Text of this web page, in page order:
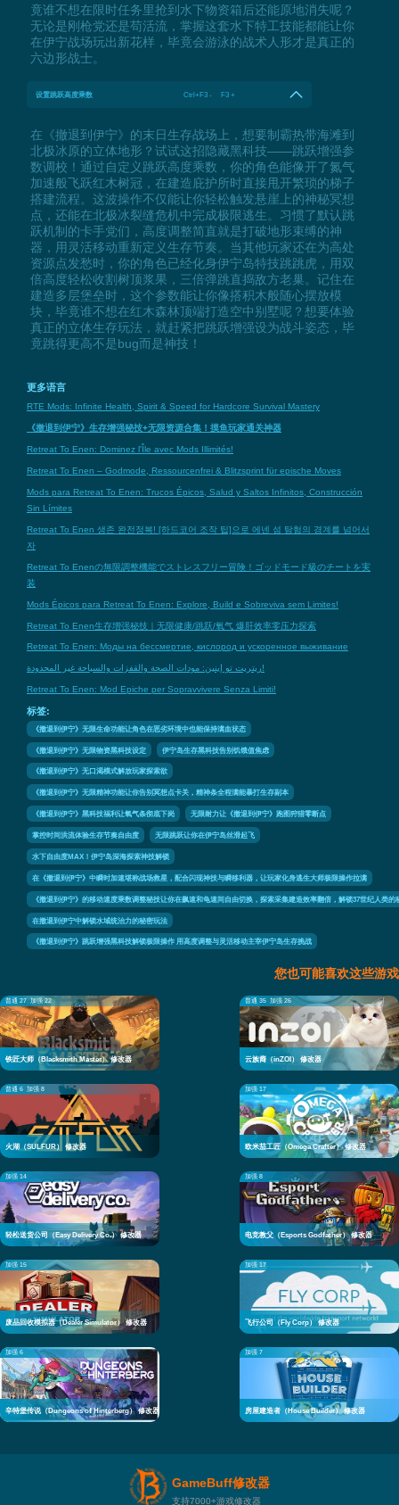
竟谁不想在限时任务里抢到水下物资箱后还能原地消失呢？
无论是刚枪党还是苟活流，掌握这套水下特工技能都能让你
在伊宁战场玩出新花样，毕竟会游泳的战术人形才是真正的
六边形战士。
设置跳跃高度乘数 Ctrl+F3 - F3 +
在《撤退到伊宁》的末日生存战场上，想要制霸热带海滩到
北极冰原的立体地形？试试这招隐藏黑科技——跳跃增强参
数调校！通过自定义跳跃高度乘数，你的角色能像开了氮气
加速般飞跃红木树冠，在建造庇护所时直接甩开繁琐的梯子
搭建流程。这波操作不仅能让你轻松触发悬崖上的神秘冥想
点，还能在北极冰裂缝危机中完成极限逃生。习惯了默认跳
跃机制的卡手党们，高度调整简直就是打破地形束缚的神
器，用灵活移动重新定义生存节奏。当其他玩家还在为高处
资源点发愁时，你的角色已经化身伊宁岛特技跳跳虎，用双
倍高度轻松收割树顶浆果，三倍弹跳直捣敌方老巢。记住在
建造多层堡垒时，这个参数能让你像搭积木般随心摆放模
块，毕竟谁不想在红木森林顶端打造空中别墅呢？想要体验
真正的立体生存玩法，就赶紧把跳跃增强设为战斗姿态，毕
竟跳得更高不是bug而是神技！
更多语言
RTE Mods: Infinite Health, Spirit & Speed for Hardcore Survival Mastery
《撤退到伊宁》生存增强秘技+无限资源合集！摸鱼玩家通关神器
Retreat To Enen: Dominez l'Île avec Mods Illimités!
Retreat To Enen – Godmode, Ressourcenfrei & Blitzsprint für epische Moves
Mods para Retreat To Enen: Trucos Épicos, Salud y Saltos Infinitos, Construcción
Sin Límites
Retreat To Enen 생존 완전정복! [하드코어 조작 팁]으로 에넨 섬 탐험의 경계를 넘어서
자
Retreat To Enenの無限調整機能でストレスフリー冒険！ゴッドモード級のチートを実
装
Mods Épicos para Retreat To Enen: Explore, Build e Sobreviva sem Limites!
Retreat To Enen生存增强秘技｜无限健康/跳跃/氧气 爆肝效率零压力探索
Retreat To Enen: Моды на бессмертие, кислород и ускоренное выживание
ريتريت تو إينين: مودات الصحة والقفزات والسباحة غير المحدودة!
Retreat To Enen: Mod Epiche per Sopravvivere Senza Limiti!
标签:
《撤退到伊宁》无限生命功能让角色在恶劣环境中也能保持满血状态
《撤退到伊宁》无限物资黑科技设定 伊宁岛生存黑科技告别饥饿值焦虑
《撤退到伊宁》无口渴模式解放玩家探索欲
《撤退到伊宁》无限精神功能让你告别冥想点卡关，精神条全程满能暴打生存副本
《撤退到伊宁》黑科技福利让氧气条彻底下岗 无限耐力让《撤退到伊宁》跑图狩猎零断点
掌控时间洪流体验生存节奏自由度 无限跳跃让你在伊宁岛丝滑起飞
水下自由度MAX！伊宁岛深海探索神技解锁
在《撤退到伊宁》中瞬时加速堪称战场救星，配合闪现神技与瞬移利器，让玩家化身逃生大师极限操作拉满
《撤退到伊宁》的移动速度乘数调整秘技让你在飙速和龟速间自由切换，探索采集建造效率翻倍，解锁37世纪人类的
在撤退到伊宁中解锁水域统治力的秘密玩法
《撤退到伊宁》跳跃增强黑科技解锁极限操作 用高度调整与灵活移动主宰伊宁岛生存挑战
您也可能喜欢这些游戏
普通 27 加强 22
铁匠大师（Blacksmith Master） 修改器
普通 35 加强 26
云族裔（inZOI） 修改器
普通 6 加强 8
火湖（SULFUR） 修改器
加强 17
欧米茄工匠（Omega Crafter） 修改器
加强 14
轻松送货公司（Easy Delivery Co.） 修改器
加强 8
电竞教父（Esports Godfather） 修改器
加强 15
废品回收模拟器（Dealer Simulator） 修改器
加强 17
飞行公司（Fly Corp） 修改器
加强 6
辛特堡传说（Dungeons of Hinterberg） 修改器
加强 7
房屋建造者（House Builder） 修改器
GameBuff修改器
支持7000+游戏修改器